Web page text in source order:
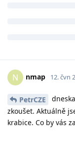
N nmap 12. čvn
PetrCZE
zkoušet. Aktuálně
krabice. Co by vás